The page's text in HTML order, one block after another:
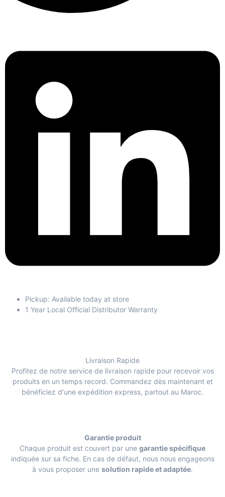
Pickup: Available today at store
1 Year Local Official Distributor Warranty
Livraison Rapide
Profitez de notre service de livraison rapide pour recevoir vos
produits en un temps record. Commandez dès maintenant et
bénéficiez d'une expédition express, partout au Maroc.
Garantie produit
Chaque produit est couvert par une garantie spécifique
indiquée sur sa fiche. En cas de défaut, nous nous engageons
à vous proposer une solution rapide et adaptée.